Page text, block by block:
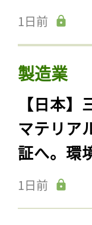
1日前
製造業
【日本
マテリア
証へ。環
1日前